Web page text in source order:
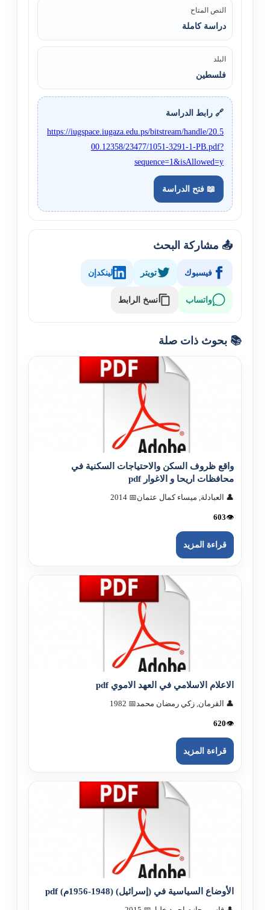
النص المتاح
دراسة كاملة
البلد
فلسطين
🔗 رابط الدراسة
https://iugspace.iugaza.edu.ps/bitstream/handle/20.5
00.12358/23477/1051-3291-1-PB.pdf?
sequence=1&isAllowed=y
📖 فتح الدراسة
📤 مشاركة البحث
فيسبوك تويتر لينكدإن
واتساب نسخ الرابط
📚 بحوث ذات صلة
واقع ظروف السكن والاحتياجات السكنية في
محافظات اريحا و الاغوار pdf
👤 العبادلة, ميساء كمال عثمان📅 2014
👁️
603
قراءة المزيد
الاعلام الاسلامي في العهد الاموي pdf
👤 القرمان, زكي رمضان محمد 📅 1982
👁️
620
قراءة المزيد
الأوضاع السياسية في (إسرائيل) (1948-1956م) pdf